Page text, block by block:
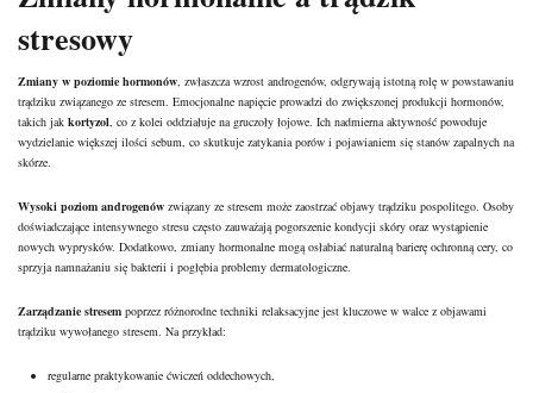
stresowy
Zmiany w poziomie hormonów , zwłaszcza wzrost androgenów, odgrywają istotną rolę w powstawaniu
trądziku związanego ze stresem. Emocjonalne napięcie prowadzi do zwiększonej produkcji hormonów,
takich jak kortyzol , co z kolei oddziałuje na gruczoły łojowe. Ich nadmierna aktywność powoduje
wydzielanie większej ilości sebum, co skutkuje zatykania porów i pojawianiem się stanów zapalnych na
skórze.
Wysoki poziom androgenów związany ze stresem może zaostrzać objawy trądziku pospolitego. Osoby
doświadczające intensywnego stresu często zauważają pogorszenie kondycji skóry oraz wystąpienie
nowych wyprysków. Dodatkowo, zmiany hormonalne mogą osłabiać naturalną barierę ochronną cery, co
sprzyja namnażaniu się bakterii i pogłębia problemy dermatologiczne.
Zarządzanie stresem poprzez różnorodne techniki relaksacyjne jest kluczowe w walce z objawami
trądziku wywołanego stresem. Na przykład:
regularne praktykowanie ćwiczeń oddechowych,